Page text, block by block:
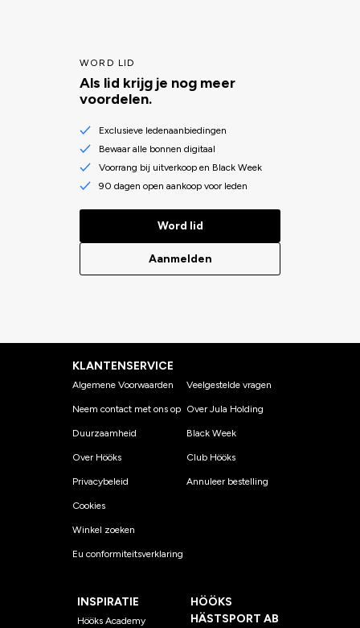
WORD LID
Als lid krijg je nog meer
voordelen.
Exclusieve ledenaanbiedingen
Bewaar alle bonnen digitaal
Voorrang bij uitverkoop en Black Week
90 dagen open aankoop voor leden
Word lid
Aanmelden
KLANTENSERVICE
Algemene Voorwaarden
Neem contact met ons op
Duurzaamheid
Over Hööks
Privacybeleid
Cookies
Winkel zoeken
Eu conformiteitsverklaring
Veelgestelde vragen
Over Jula Holding
Black Week
Club Hööks
Annuleer bestelling
INSPIRATIE
Hööks Academy
HÖÖKS
HÄSTSPORT AB